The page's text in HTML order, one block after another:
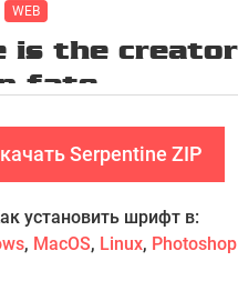
WEB
Serpentine ZIP
установить шрифт в:
, MacOS, Linux, Photoshop